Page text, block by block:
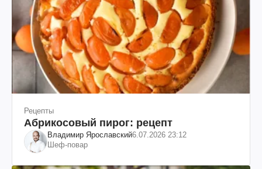
Рецепты
Абрикосовый пирог: рецепт
Владимир Ярославский6.07.2026 23:12
Шеф-повар